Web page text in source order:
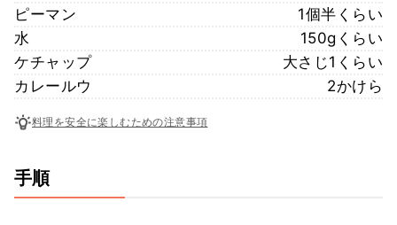
ピーマン
1個半くらい
水
150gくらい
ケチャップ
大さじ1くらい
カレールウ
2かけら
料理を安全に楽しむための注意事項
手順